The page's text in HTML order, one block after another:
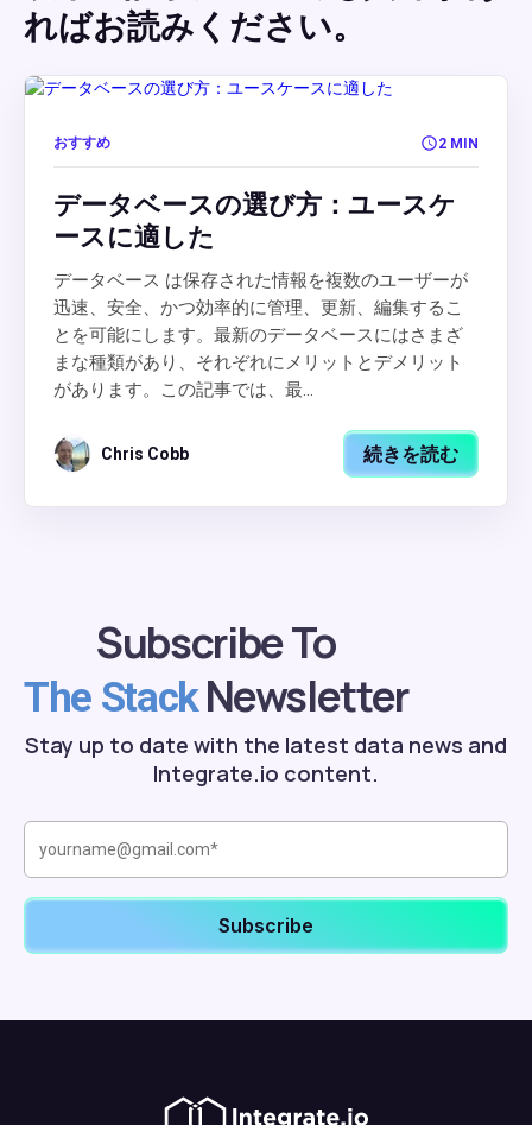
ればお読みください。
おすすめ 2 MIN
データベースの選び方：ユースケ
ースに適した
データベース は保存された情報を複数のユーザーが
迅速、安全、かつ効率的に管理、更新、編集するこ
とを可能にします。最新のデータベースにはさまざ
まな種類があり、それぞれにメリットとデメリット
があります。この記事では、最...
Chris Cobb 続きを読む
Subscribe To
The StackNewsletter
Stay up to date with the latest data news and
Integrate.io content.